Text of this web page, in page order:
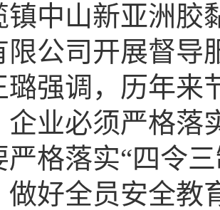
镇中山新亚洲胶
限公司开展督导
调，历年来节
企业必须严格落
严格落实“四令
做好全员安全教